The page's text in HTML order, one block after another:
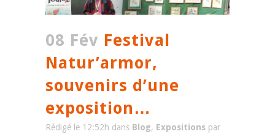
08 Fév Festival
Natur’armor,
souvenirs d’une
exposition…
Rédigé le 12:52h dans Blog, Expositions par